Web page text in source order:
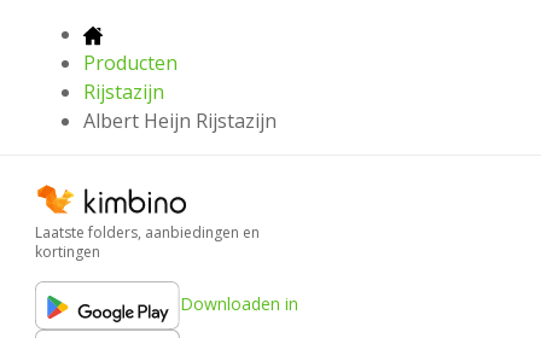
Producten
Rijstazijn
Albert Heijn Rijstazijn
Laatste folders, aanbiedingen en
kortingen
Downloaden in